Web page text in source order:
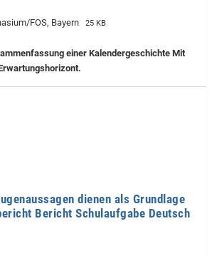
FOS, Bayern 25 KB
einer Kalendergeschichte Mit
dienen als Grundlage
Bericht Schulaufgabe Deutsch